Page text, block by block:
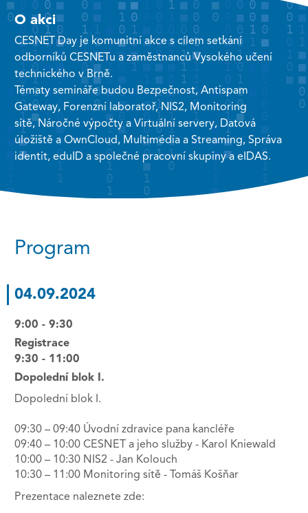
O akci
CESNET Day je komunitní akce s cílem setkání
odborníků CESNETu a zaměstnanců Vysokého učení
technického v Brně.
Tématy semináře budou Bezpečnost, Antispam
Gateway, Forenzní laboratoř, NIS2, Monitoring
sítě, Náročné výpočty a Virtuální servery, Datová
úložiště a OwnCloud, Multimédia a Streaming, Správa
identit, eduID a společné pracovní skupiny a eIDAS.
Program
04.09.2024
9:00 - 9:30
Registrace
9:30 - 11:00
Dopolední blok I.
Dopolední blok I.
09:30 – 09:40 Úvodní zdravice pana kancléře
09:40 – 10:00 CESNET a jeho služby - Karol Kniewald
10:00 – 10:30 NIS2 - Jan Kolouch
10:30 – 11:00 Monitoring sítě - Tomáš Košňar
Prezentace naleznete zde: